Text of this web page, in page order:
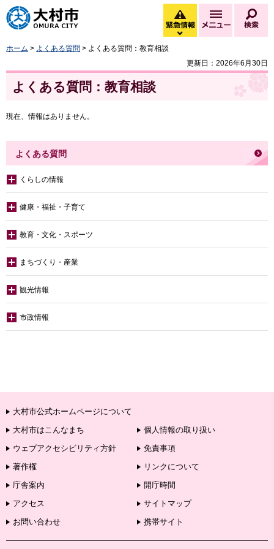
大村市
緊急情報
緊急情報を開く
メニュー
ホーム > よくある質問 > よくある質問：教育相談
更新日：2026年6月30日
よくある質問：教育相談
現在、情報はありません。
よくある質問
くらしの情報
健康・福祉・子育て
教育・文化・スポーツ
まちづくり・産業
観光情報
市政情報
大村市公式ホームページについて
大村市はこんなまち
個人情報の取り扱い
ウェブアクセシビリティ方針
免責事項
著作権
リンクについて
庁舎案内
開庁時間
アクセス
サイトマップ
お問い合わせ
携帯サイト